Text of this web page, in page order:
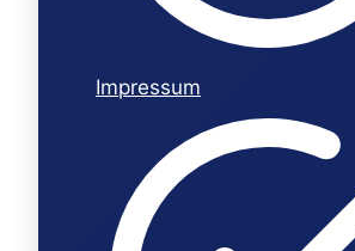
Impressum